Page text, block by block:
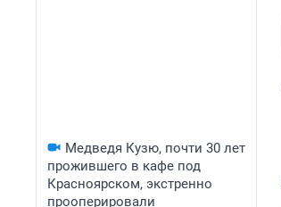
Медведя Кузю, почти 30 лет
прожившего в кафе под
Красноярском, экстренно
прооперировали